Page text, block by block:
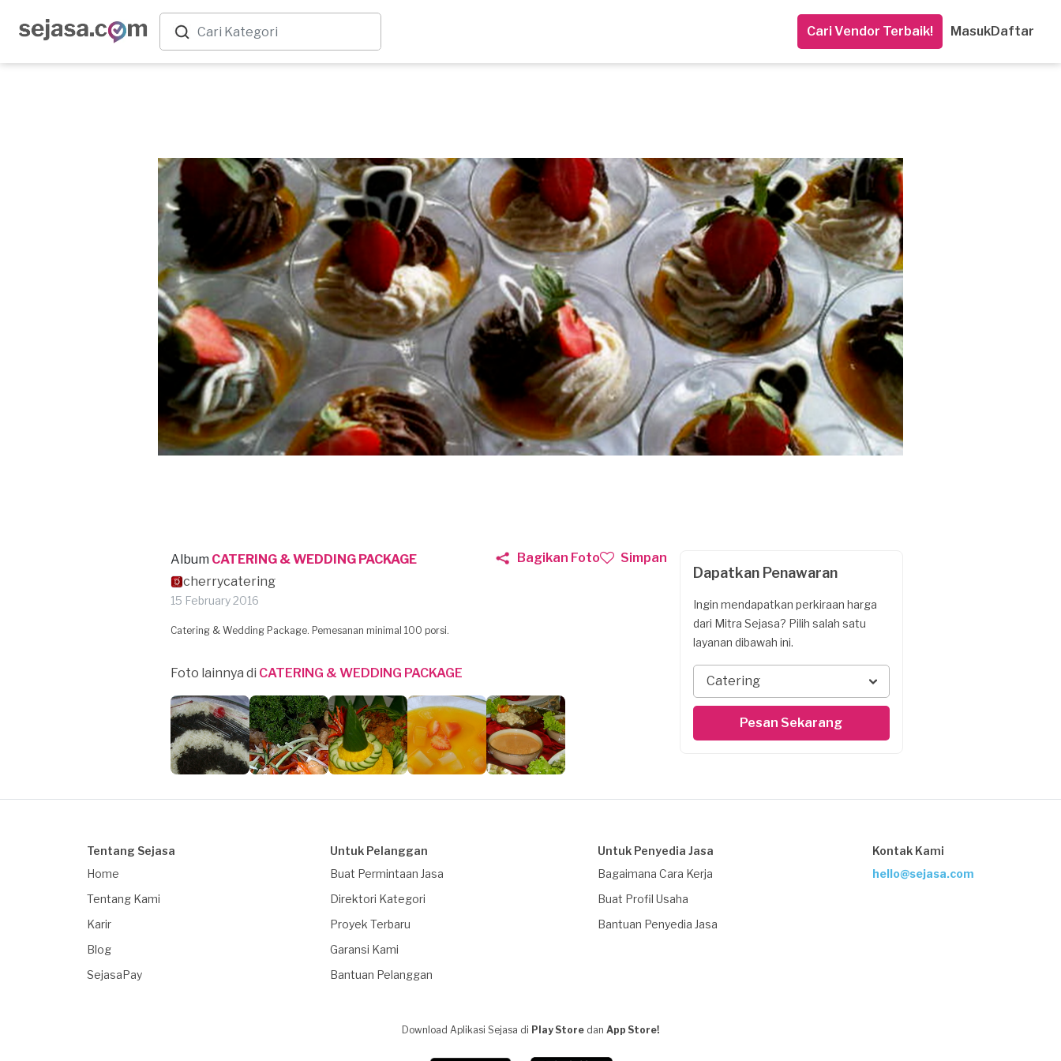
Cari Vendor Terbaik! MasukDaftar
Album CATERING & WEDDING PACKAGE
cherrycatering
15 February 2016
Bagikan Foto Simpan
Catering & Wedding Package. Pemesanan minimal 100 porsi.
Foto lainnya di CATERING & WEDDING PACKAGE
Dapatkan Penawaran
Ingin mendapatkan perkiraan harga
dari Mitra Sejasa? Pilih salah satu
layanan dibawah ini.
Catering
Pesan Sekarang
Tentang Sejasa
Home
Tentang Kami
Karir
Blog
SejasaPay
Untuk Pelanggan
Buat Permintaan Jasa
Direktori Kategori
Proyek Terbaru
Garansi Kami
Bantuan Pelanggan
Untuk Penyedia Jasa
Bagaimana Cara Kerja
Buat Profil Usaha
Bantuan Penyedia Jasa
Kontak Kami
hello@sejasa.com
Download Aplikasi Sejasa di Play Store dan App Store!